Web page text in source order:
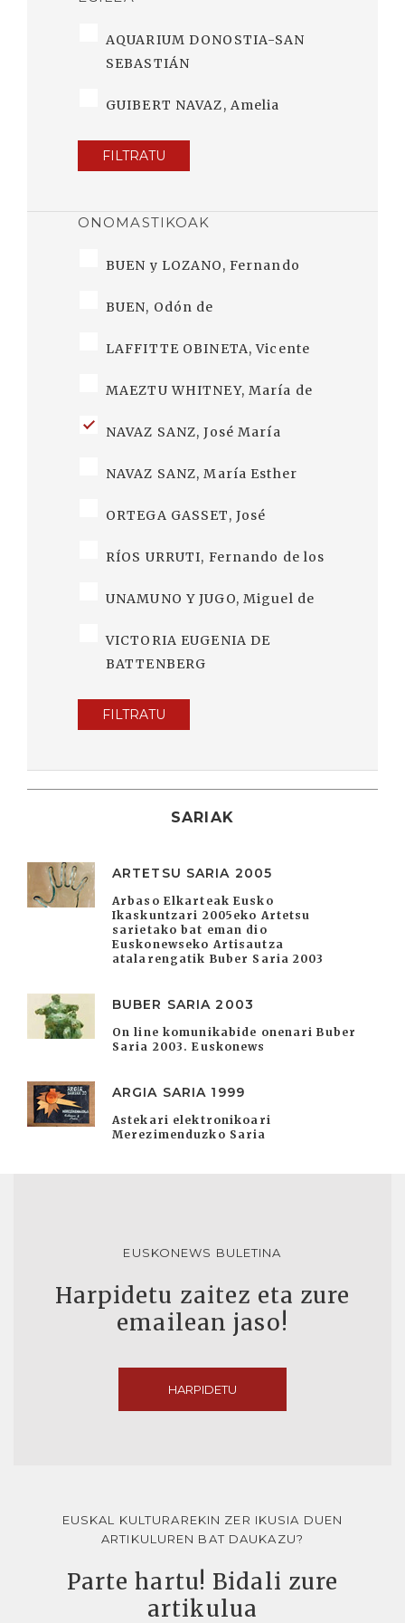
AQUARIUM DONOSTIA-SAN
SEBASTIÁN
GUIBERT NAVAZ, Amelia
FILTRATU
ONOMASTIKOAK
BUEN y LOZANO, Fernando
BUEN, Odón de
LAFFITTE OBINETA, Vicente
MAEZTU WHITNEY, María de
NAVAZ SANZ, José María
NAVAZ SANZ, María Esther
ORTEGA GASSET, José
RÍOS URRUTI, Fernando de los
UNAMUNO Y JUGO, Miguel de
VICTORIA EUGENIA DE
BATTENBERG
FILTRATU
SARIAK
ARTETSU SARIA 2005
Arbaso Elkarteak Eusko
Ikaskuntzari 2005eko Artetsu
sarietako bat eman dio
Euskonewseko Artisautza
atalarengatik Buber Saria 2003
BUBER SARIA 2003
On line komunikabide onenari Buber
Saria 2003. Euskonews
ARGIA SARIA 1999
Astekari elektronikoari
Merezimenduzko Saria
EUSKONEWS BULETINA
Harpidetu zaitez eta zure
emailean jaso!
HARPIDETU
EUSKAL KULTURAREKIN ZER IKUSIA DUEN
ARTIKULUREN BAT DAUKAZU?
Parte hartu! Bidali zure
artikulua